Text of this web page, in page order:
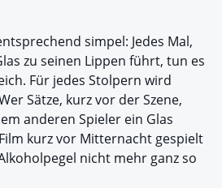
simpel: Jedes Mal,
zu seinen Lippen führt, tun es
Für jedes Stolpern wird
Sätze, kurz vor der Szene,
anderen Spieler ein Glas
kurz vor Mitternacht gespielt
nicht mehr ganz so